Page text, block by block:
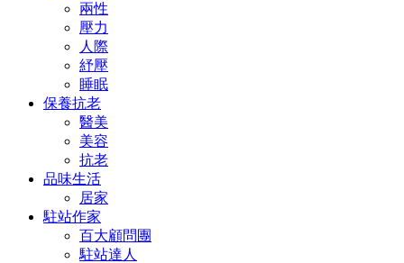
兩性
壓力
人際
紓壓
睡眠
保養抗老
醫美
美容
抗老
品味生活
居家
駐站作家
百大顧問團
駐站達人